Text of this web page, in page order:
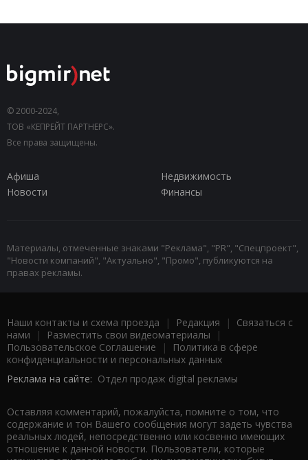
© 2000-2024,
ТОВ «КЕПРЕЙТ ПАРТНЕРС».
Все права защищены.
Афиша
Недвижимость
Новости
Финансы
Материалы, отмеченные знаками "Реклама", "PR", "Спецпроект",
"Новости компаний", "Актуально", "Промо", публикуются на
правах рекламы.
Наши контакты и схема проезда | Редакция | Связаться с
нами | Разместить свои видеоматериалы |
Пользовательское Соглашение |
Политика в сфере
конфиденциальности и персональных данных
Реклама на сайте: Отдел продаж digital рекламы
Оставляя комментарий, пожалуйста, помните о том, что
содержание и тон Вашего сообщения могут задеть чувства
реальных людей, непосредственно или косвенно имеющих
отношение к данной новости. Пользователи, которые